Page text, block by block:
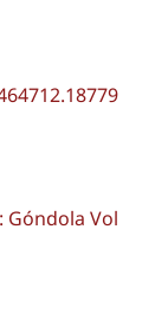
Góndola Vol